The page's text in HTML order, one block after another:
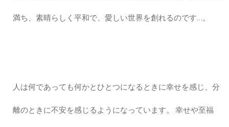
満ち、素晴らしく平和で、愛しい世界を創れるのです…。
人は何であっても何かとひとつになるときに幸せを感じ、分
離のときに不安を感じるようになっています。 幸せや至福